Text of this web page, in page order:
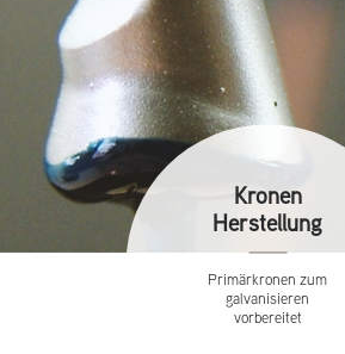
Kronen
Herstellung
Primärkronen zum
galvanisieren
vorbereitet